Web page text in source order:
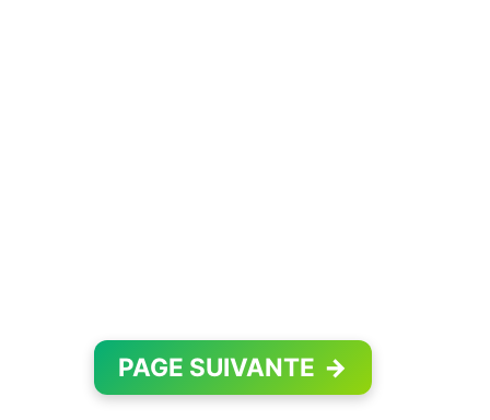
PAGE SUIVANTE →